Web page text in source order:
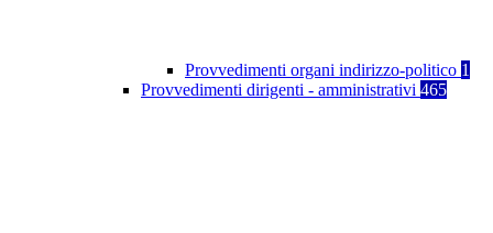
Provvedimenti organi indirizzo-politico 1
Provvedimenti dirigenti - amministrativi 465